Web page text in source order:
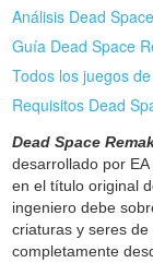
Análisis Dead
Guía Dead Space
Todos los juegos
Requisitos Dead
Dead Space
desarrollado por
en el título original
ingeniero debe
criaturas y seres
completamente